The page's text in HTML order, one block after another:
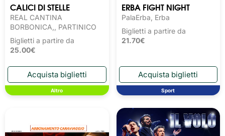
CALICI DI STELLE
REAL CANTINA
BORBONICA,, PARTINICO
Biglietti a partire da
25.00€
Altro
ERBA FIGHT NIGHT
PalaErba, Erba
Biglietti a partire da
21.70€
Sport